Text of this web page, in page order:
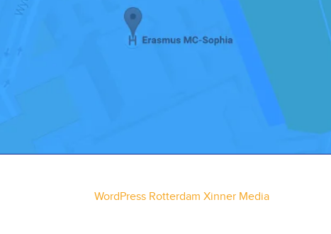
WordPress Rotterdam Xinner Media